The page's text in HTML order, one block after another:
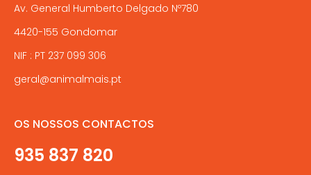
Av. General Humberto Delgado Nº780
4420-155 Gondomar
NIF : PT 237 099 306
geral@animalmais.pt
OS NOSSOS CONTACTOS
935 837 820